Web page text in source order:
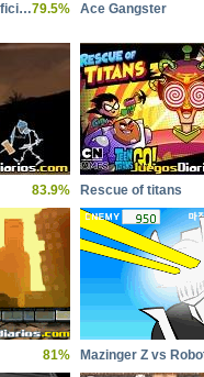
Borracho en la Oficina 279.5% Ace Gangster
83.9% Rescue of titans
81%